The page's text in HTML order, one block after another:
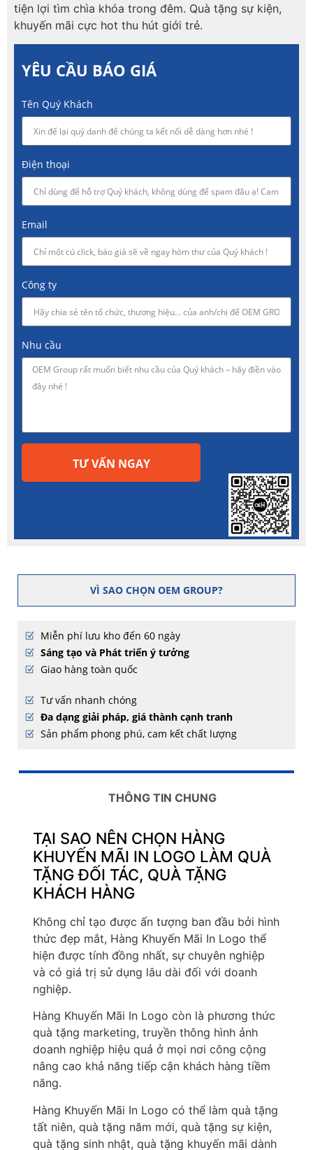
tiện lợi tìm chìa khóa trong đêm. Quà tặng sự kiện,
khuyến mãi cực hot thu hút giới trẻ.
YÊU CẦU BÁO GIÁ
Tên Quý Khách
Điện thoại
Email
Công ty
Nhu cầu
TƯ VẤN NGAY
VÌ SAO CHỌN OEM GROUP?
Miễn phí lưu kho đến 60 ngày
Sáng tạo và Phát triển ý tưởng
Giao hàng toàn quốc
Tư vấn nhanh chóng
Đa dạng giải pháp, giá thành cạnh tranh
Sản phẩm phong phú, cam kết chất lượng
THÔNG TIN CHUNG
TẠI SAO NÊN CHỌN HÀNG
KHUYẾN MÃI IN LOGO LÀM QUÀ
TẶNG ĐỐI TÁC, QUÀ TẶNG
KHÁCH HÀNG
Không chỉ tạo được ấn tượng ban đầu bởi hình
thức đẹp mắt, Hàng Khuyến Mãi In Logo thể
hiện được tính đồng nhất, sự chuyên nghiệp
và có giá trị sử dụng lâu dài đối với doanh
nghiệp.
Hàng Khuyến Mãi In Logo còn là phương thức
quà tặng marketing, truyền thông hình ảnh
doanh nghiệp hiệu quả ở mọi nơi công cộng
nâng cao khả năng tiếp cận khách hàng tiềm
năng.
Hàng Khuyến Mãi In Logo có thể làm quà tặng
tất niên, quà tặng năm mới, quà tặng sự kiện,
quà tặng sinh nhật, quà tặng khuyến mãi dành